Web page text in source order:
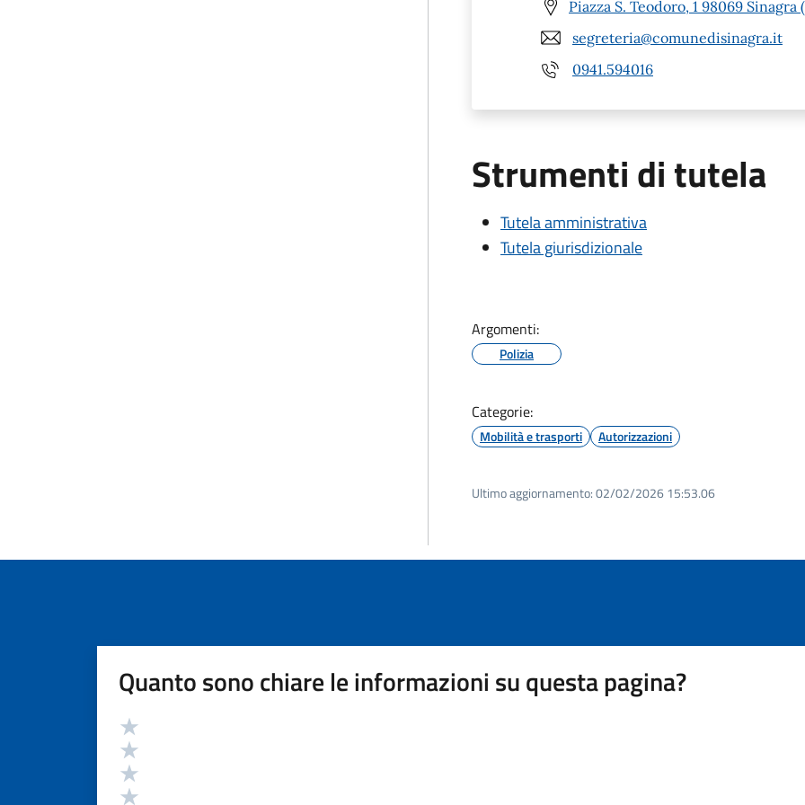
Piazza S. Teodoro, 1 98069 Sinagra
segreteria@comunedisinagra.it
0941.594016
Strumenti di tutela
Tutela amministrativa
Tutela giurisdizionale
Argomenti:
Polizia
Categorie:
Mobilità e trasporti Autorizzazioni
Ultimo aggiornamento:02/02/2026 15:53.06
Quanto sono chiare le informazioni su questa pagina?
Valutazione